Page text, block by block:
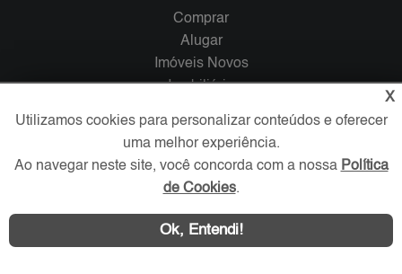
Comprar
Alugar
Imóveis Novos
Imobiliária
Favoritos
Serviços
Anuncie
X
Utilizamos cookies para personalizar conteúdos e oferecer
uma melhor experiência.
Ao navegar neste site, você concorda com a nossa Política
de Cookies.
Ok, Entendi!